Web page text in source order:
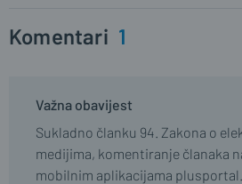
Komentari 1
Važna obavijest
Sukladno članku 94. Zakona o
medijima, komentiranje članaka
mobilnim aplikacijama